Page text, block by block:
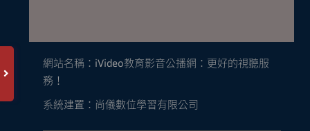
網站名稱： iVideo教育影音公播網：更好的視聽服
務！
系統建置：尚儀數位學習有限公司